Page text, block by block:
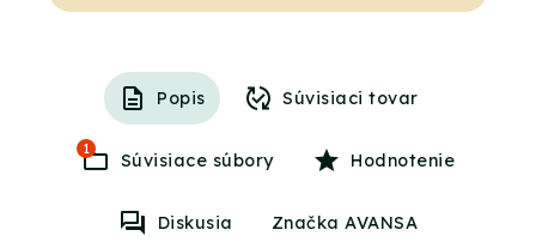
Popis Súvisiaci tovar
1
Súvisiace súbory Hodnotenie
Diskusia Značka AVANSA